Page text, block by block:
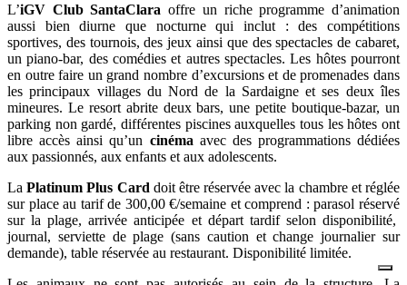
L’iGV Club SantaClara offre un riche programme d’animation
aussi bien diurne que nocturne qui inclut : des compétitions
sportives, des tournois, des jeux ainsi que des spectacles de cabaret,
un piano-bar, des comédies et autres spectacles. Les hôtes pourront
en outre faire un grand nombre d’excursions et de promenades dans
les principaux villages du Nord de la Sardaigne et ses deux îles
mineures. Le resort abrite deux bars, une petite boutique-bazar, un
parking non gardé, différentes piscines auxquelles tous les hôtes ont
libre accès ainsi qu’un cinéma avec des programmations dédiées
aux passionnés, aux enfants et aux adolescents.
LaPlatinum Plus Card doit être réservée avec la chambre et réglée
sur place au tarif de 300,00 €/semaine et comprend : parasol réservé
sur la plage, arrivée anticipée et départ tardif selon disponibilité,
journal, serviette de plage (sans caution et change journalier sur
demande), table réservée au restaurant. Disponibilité limitée.